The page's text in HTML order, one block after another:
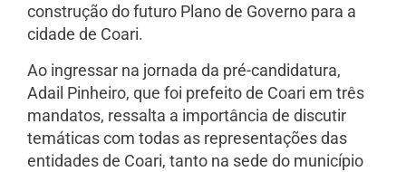
construção do futuro Plano de Governo para a
cidade de Coari.
Ao ingressar na jornada da pré-candidatura,
Adail Pinheiro, que foi prefeito de Coari em três
mandatos, ressalta a importância de discutir
temáticas com todas as representações das
entidades de Coari, tanto na sede do município